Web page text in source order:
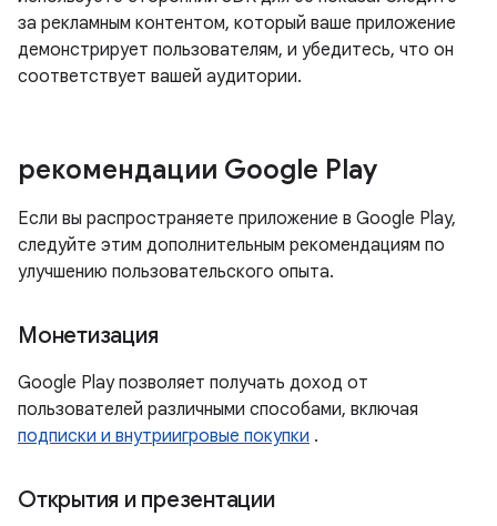
за рекламным контентом, который ваше приложение
демонстрирует пользователям, и убедитесь, что он
соответствует вашей аудитории.
рекомендации Google Play
Если вы распространяете приложение в Google Play,
следуйте этим дополнительным рекомендациям по
улучшению пользовательского опыта.
Монетизация
Google Play позволяет получать доход от
пользователей различными способами, включая
подписки и внутриигровые покупки .
Открытия и презентации